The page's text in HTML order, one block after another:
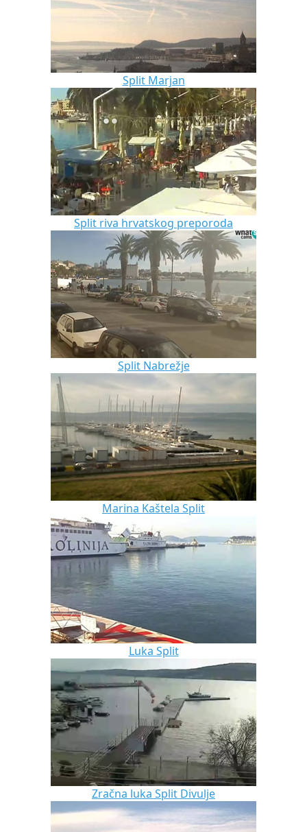
Split Marjan
Split riva hrvatskog preporoda
Split Nabrežje
Marina Kaštela Split
Luka Split
Zračna luka Split Divulje